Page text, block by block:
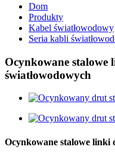
Dom
Produkty
Kabel światłowodowy
Seria kabli
Ocynkowane stalowe
światłowodowych
Ocynkowane stalowe linki